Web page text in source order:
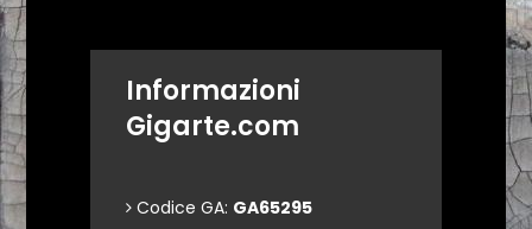
Informazioni
Gigarte.com
Codice GA: GA65295